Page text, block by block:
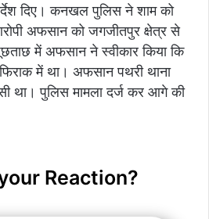
दिए। कनखल पुलिस ने शाम को
अफसान को जगजीतपुर क्षेत्र से
में अफसान ने स्वीकार किया कि
में था। अफसान पथरी थाना
था। पुलिस मामला दर्ज कर आगे की
Reaction?